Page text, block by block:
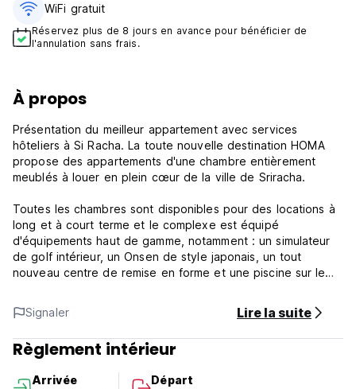
WiFi gratuit
Réservez plus de 8 jours en avance pour bénéficier de
l'annulation sans frais.
À propos
Présentation du meilleur appartement avec services
hôteliers à Si Racha. La toute nouvelle destination HOMA
propose des appartements d'une chambre entièrement
meublés à louer en plein cœur de la ville de Sriracha.
Toutes les chambres sont disponibles pour des locations à
long et à court terme et le complexe est équipé
d'équipements haut de gamme, notamment : un simulateur
de golf intérieur, un Onsen de style japonais, un tout
nouveau centre de remise en forme et une piscine sur le
expérience de location.
Conditions et politiques de la propriété :
2) Départ avant 12h00
Signaler Lire la suite
Règlement intérieur
Arrivée
Départ